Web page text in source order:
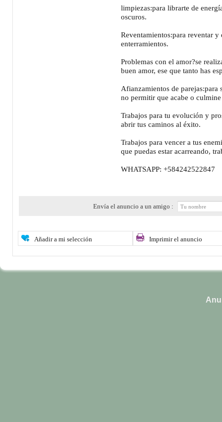
limpiezas:para librarte de
oscuros.
Reventamientos:para reventar
enterramientos.
Problemas con el amor?se
buen amor, ese que tanto has
Afianzamientos de
no permitir que acabe o
Trabajos para tu evolución y
abrir tus caminos al éxito.
Trabajos para vencer a tus
que puedas estar acarreando,
WHATSAPP: +584242522847
Envía el anuncio a un amigo :
Añadir a mi selección Imprimir el anuncio